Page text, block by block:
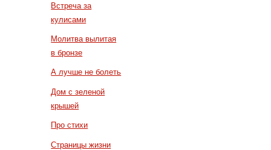
Встреча за
кулисами
Молитва вылитая
в бронзе
А лучше не болеть
Дом с зеленой
крышей
Про стихи
Страницы жизни